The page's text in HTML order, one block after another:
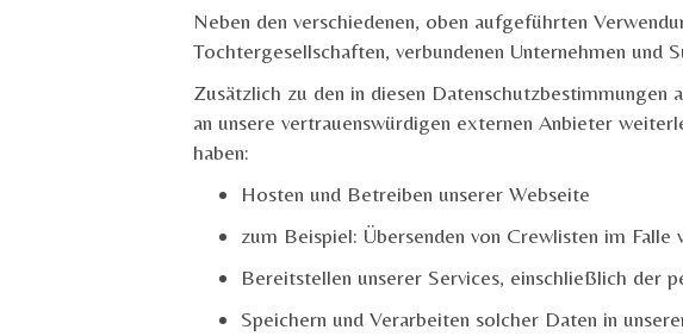
Neben den verschiedenen, oben aufgeführten
Tochtergesellschaften, verbundenen Unternehmen und
Zusätzlich zu den in diesen
an unsere vertrauenswürdigen externen Anbieter
haben:
Hosten und Betreiben unserer Webseite
zum Beispiel: Übersenden von Crewlisten im
Bereitstellen unserer Services, einschließlich der
Speichern und Verarbeiten solcher Daten in